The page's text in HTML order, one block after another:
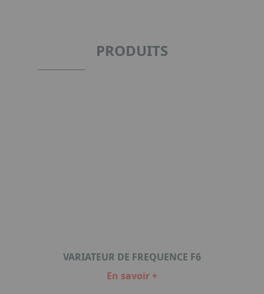
PRODUITS
VARIATEUR DE FREQUENCE F6
En savoir +